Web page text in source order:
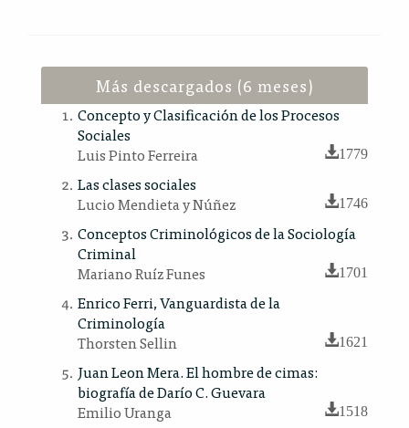
Más descargados (6 meses)
Concepto y Clasificación de los Procesos
Sociales
Luis Pinto Ferreira
1779
Las clases sociales
Lucio Mendieta y Núñez
1746
Conceptos Criminológicos de la Sociología
Criminal
Mariano Ruíz Funes
1701
Enrico Ferri, Vanguardista de la
Criminología
Thorsten Sellin
1621
Juan Leon Mera. El hombre de cimas:
biografía de Darío C. Guevara
Emilio Uranga
1518